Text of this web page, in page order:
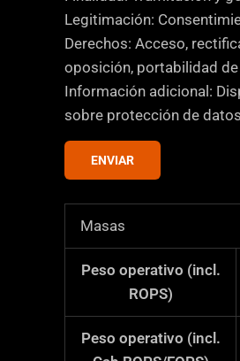
l
l
a
s
d
e
r
Legitimación:
Derechos: Acceso,
oposición, portabilidad
Información adicional:
sobre protección de
ENVIAR
Masas
Peso operativo (incl.
ROPS)
Peso operativo (incl.